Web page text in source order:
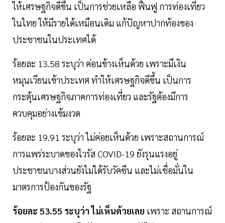
ให้เศรษฐกิจดีขึ้น เป็นการช่วยเหลือ ฟื้นฟู การท่องเที่ยว
ในไทย ให้มีรายได้เหมือนเดิม แก้ปัญหาปากท้องของ
ประชาชนในประเทศได้
ร้อยละ 13.58 ระบุว่า ค่อนข้างเห็นด้วย เพราะมีเงิน
หมุนเวียนเข้าประเทศ ทำให้เศรษฐกิจดีขึ้น เป็นการ
กระตุ้นเศรษฐกิจภาคการท่องเที่ยว และรัฐต้องมีการ
ควบคุมอย่างเข้มงวด
ร้อยละ 19.91 ระบุว่า ไม่ค่อยเห็นด้วย เพราะสถานการณ์
การแพร่ระบาดของไวรัส COVID-19 ยังรุนแรงอยู่
ประชาชนบางส่วนยังไม่ได้รับวัคซีน และไม่เชื่อมั่นใน
มาตรการป้องกันของรัฐ
ร้อยละ 53.55 ระบุว่า ไม่เห็นด้วยเลย เพราะ สถานการณ์